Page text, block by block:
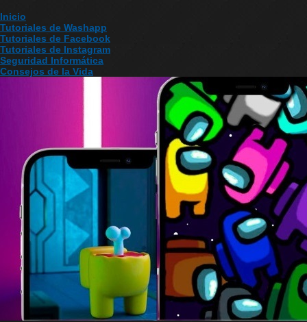
Inicio
Tutoriales de Washapp
Tutoriales de Facebook
Tutoriales de Instagram
Seguridad Informática
Consejos de la Vida